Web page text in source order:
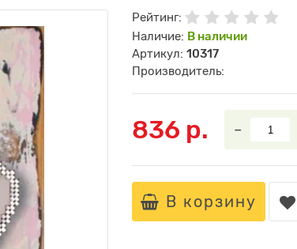
Рейтинг:
Наличие: В наличии
Артикул: 10317
Производитель:
836 р. –
В корзину